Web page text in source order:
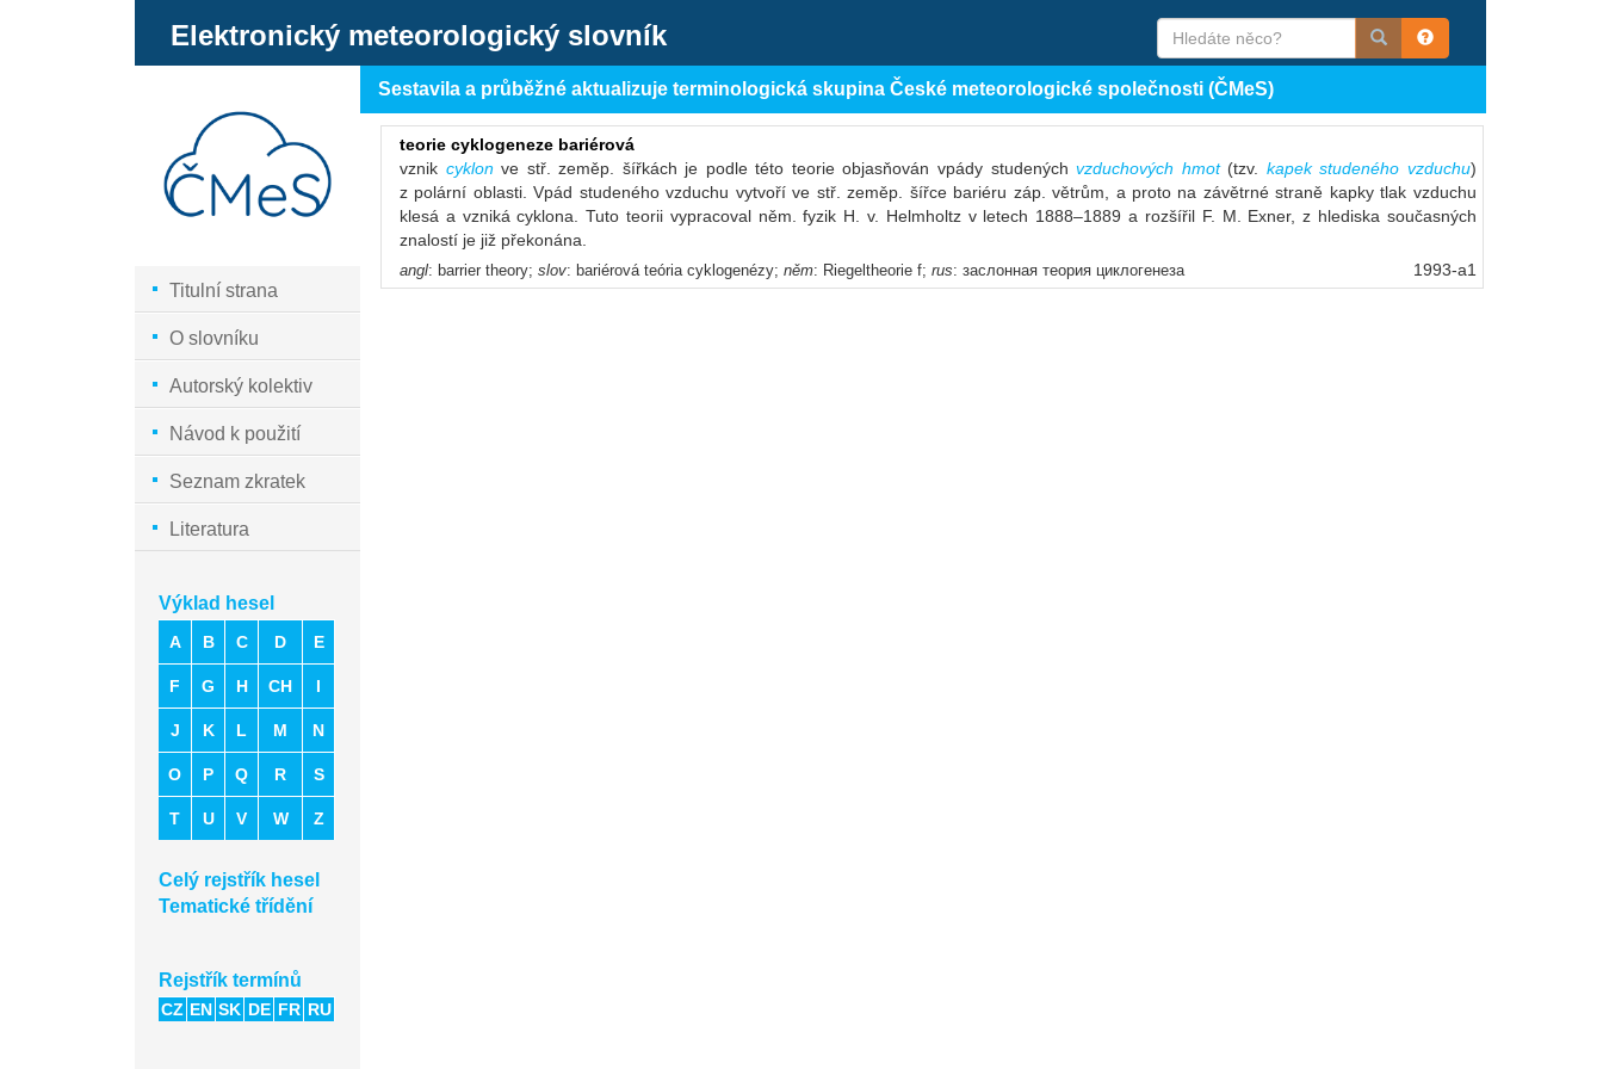
Elektronický meteorologický slovník
Titulní strana
O slovníku
Autorský kolektiv
Návod k použití
Seznam zkratek
Literatura
Výklad hesel
A B C D E
F G H CH I
J K L M N
O P Q R S
T U V W Z
Celý rejstřík hesel
Tematické třídění
Rejstřík termínů
CZ EN SK DE FR RU
Sestavila a průběžné aktualizuje terminologická skupina České meteorologické společnosti (ČMeS)
teorie cyklogeneze bariérová
vznik cyklonve stř. zeměp. šířkách je podle této teorie objasňován vpády studenýchvzduchových hmot(tzv. kapek studeného vzduchu)
z polární oblasti. Vpád studeného vzduchu vytvoří ve stř. zeměp. šířce bariéru záp. větrům, a proto na závětrné straně kapky tlak vzduchu
klesá a vzniká cyklona. Tuto teorii vypracoval něm. fyzik H. v. Helmholtz v letech 1888–1889 a rozšířil F. M. Exner, z hlediska současných
znalostí je již překonána.
angl: barrier theory; slov: bariérová teória cyklogenézy; něm: Riegeltheorie f; rus: заслонная теория циклогенеза 1993-a1